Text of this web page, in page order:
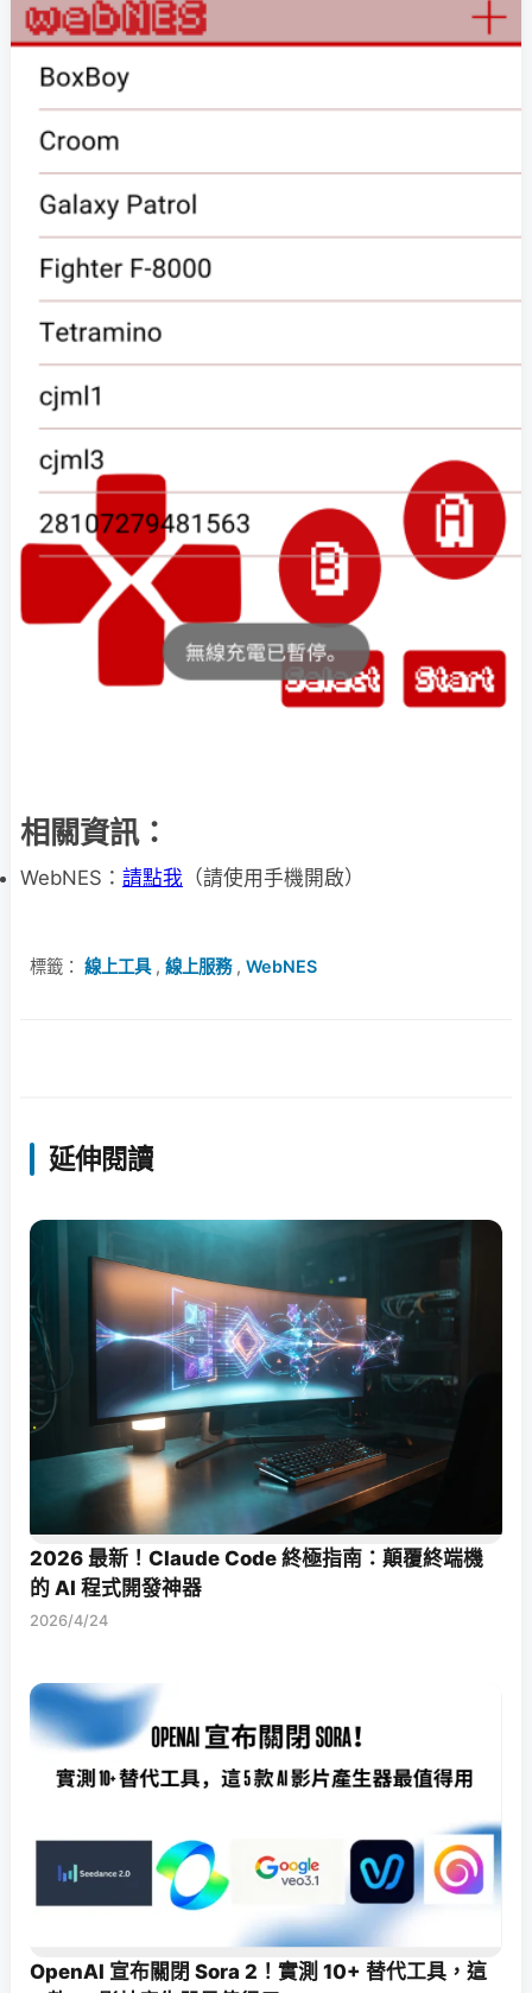
相關資訊：
WebNES： 請點我 （請使用手機開啟）
標籤： 線上工具, 線上服務, WebNES
延伸閱讀
2026 最新！Claude Code 終極指南：顛覆終端機
的 AI 程式開發神器
2026/4/24
OpenAI 宣布關閉 Sora 2！實測 10+ 替代工具，這